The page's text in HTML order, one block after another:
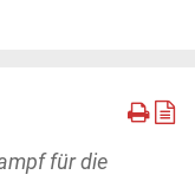
für die